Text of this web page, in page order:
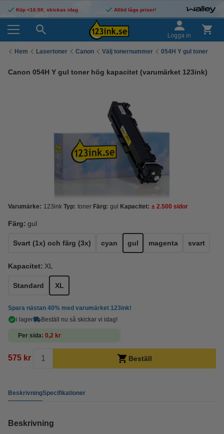
Köp <16:00, skickas idag Alltid låga priser!
Logga in
Hem Lasertoner Canon Välj tonernummer 054H Y gul toner
Canon 054H Y gul toner hög kapacitet (varumärket 123ink)
Varumärke: 123ink Typ: toner Färg: gul Kapacitet: ± 2.500 sidor
Färg: gul
Svart (1x) och färg (3x) cyan gul magenta svart
Kapacitet: XL
Standard XL
Spara nästan 40% med varumärket 123ink!
i lager
Beställ nu så skickar vi idag!
Per sida 0,2 kr
575 kr Beställ
BeskrivningSpecifikationer
Beskrivning